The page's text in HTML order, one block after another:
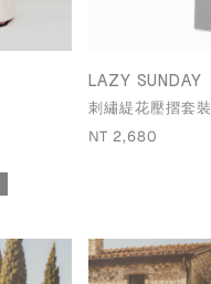
LAZY SUNDAY
刺繡緹花壓摺套裝
NT 2,680